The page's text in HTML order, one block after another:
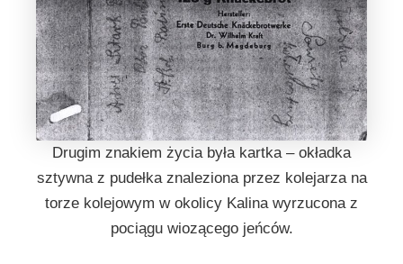
Drugim znakiem życia była kartka – okładka
sztywna z pudełka znaleziona przez kolejarza na
torze kolejowym w okolicy Kalina wyrzucona z
pociągu wiozącego jeńców.